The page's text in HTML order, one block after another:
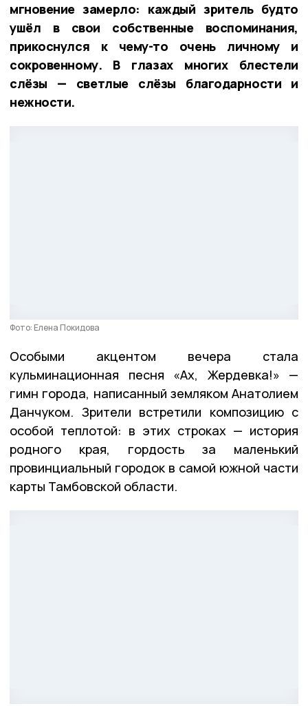
мгновение замерло: каждый зритель будто
ушёл в свои собственные воспоминания,
прикоснулся к чему-то очень личному и
сокровенному. В глазах многих блестели
слёзы — светлые слёзы благодарности и
нежности.
Фото: Елена Покидова
Особыми акцентом вечера стала
кульминационная песня «Ах, Жердевка!» —
гимн города, написанный земляком Анатолием
Данчуком. Зрители встретили композицию с
особой теплотой: в этих строках — история
родного края, гордость за маленький
провинциальный городок в самой южной части
карты Тамбовской области.